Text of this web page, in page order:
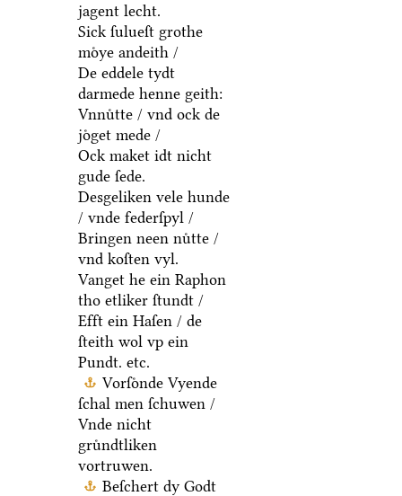
jagent lecht.
Sick ſulueſt grothe
moͤye andeith /
De eddele tydt
darmede henne geith:
Vnnuͤtte / vnd ock de
joͤget mede /
Ock maket idt nicht
gude ſede.
Desgeliken vele hunde
/ vnde federſpyl /
Bringen neen nuͤtte /
vnd koſten vyl.
Vanget he ein Raphon
tho etliker ſtundt /
Efft ein Haſen / de
ſteith wol vp ein
Pundt. etc.
Vorſoͤnde Vyende
ſchal men ſchuwen /
Vnde nicht
gruͤndtliken
vortruwen.
Beſchert dy Godt